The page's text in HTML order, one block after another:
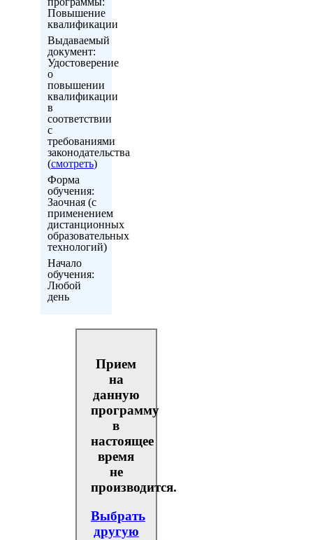
Повышение
квалификации
Выдаваемый
документ:
Удостоверение
о
повышении
квалификации
в
соответствии
с
требованиями
законодательства
(смотреть)
Форма
обучения:
Заочная (с
применением
дистанционных
образовательных
технологий)
Начало
обучения:
Любой
день
Прием
на
данную
программу
в
настоящее
время
не
производится.
Выбрать
другую